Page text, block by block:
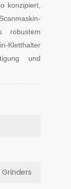
konzipiert,
robustem
Kletthalter
und